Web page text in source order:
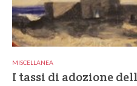
MISCELLANEA
I tassi di adozione